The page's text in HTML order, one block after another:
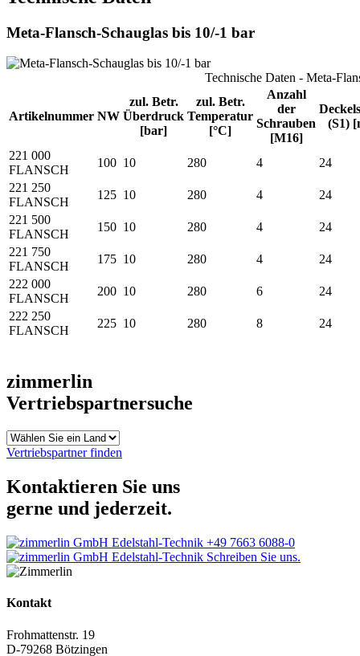
Meta-Flansch-Schauglas bis 10/-1 bar
Technische Daten - Meta-
Artikelnummer NW
zul. Betr.
Überdruck
[bar]
zul. Betr.
Temperatur
[°C]
Anzahl
der
Schrauben
[M16]
(S1)
221 000
FLANSCH
100 10 280 4
24
221 250
FLANSCH
125 10 280 4
24
221 500
FLANSCH
150 10 280 4
24
221 750
FLANSCH
175 10 280 4
24
222 000
FLANSCH
200 10 280 6
24
222 250
FLANSCH
225 10 280 8 24
zimmerlin
Vertriebspartnersuche
Vertriebspartner finden
Kontaktieren Sie uns
gerne und jederzeit.
+49 7663 6088-0
Schreiben Sie uns.
Kontakt
Frohmattenstr. 19
D-79268 Bötzingen